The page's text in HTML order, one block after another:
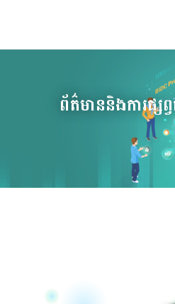
ព័ត៌មាននិងការផ្ស